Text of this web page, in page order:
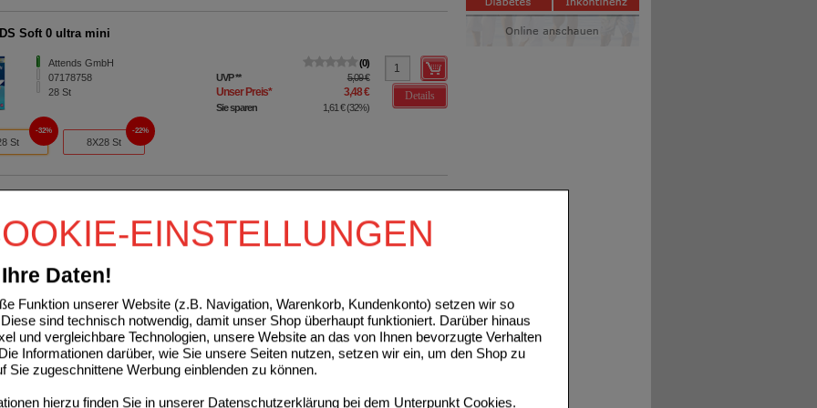
EINSTELLUNGEN
Daten!
Funktion unserer Website (z.B. Navigation, Warenkorb, Kundenkonto) setzen wir so
sind technisch notwendig, damit unser Shop überhaupt funktioniert. Darüber hinaus
und vergleichbare Technologien, unsere Website an das von Ihnen bevorzugte Verhalten
Informationen darüber, wie Sie unsere Seiten nutzen, setzen wir ein, um den Shop zu
Sie zugeschnittene Werbung einblenden zu können.
hierzu finden Sie in unserer Datenschutzerklärung bei dem Unterpunkt Cookies.
Soft 0 ultra mini
Attends GmbH
07178758
28St
0
UVP** 5,09 €
Unser Preis* 3,48 €
Sie sparen 1,61 €(32%)
Details
St
32%
8X28 St
22%
Attends GmbH
01883007
0
39,29 €
Soft 1 mini long
Attends GmbH
00196457
16St
0
UVP** 4,62 €
Unser Preis *